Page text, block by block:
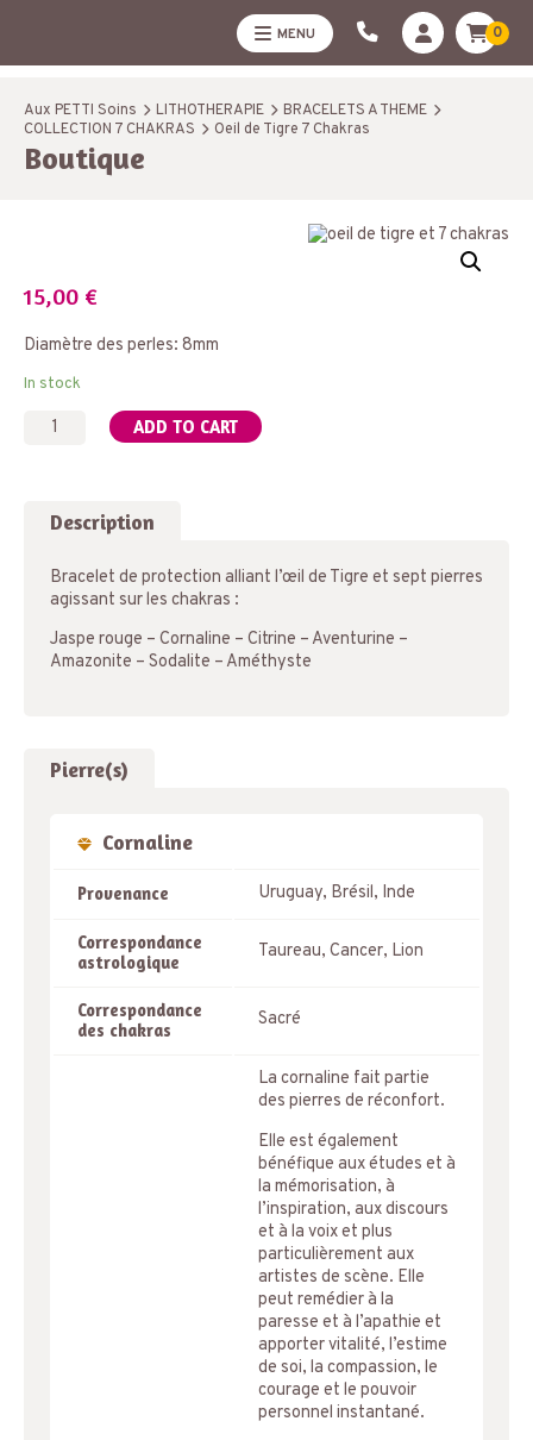
MENU 0
Aux PETTI Soins LITHOTHERAPIE
BRACELETS A THEME
COLLECTION 7 CHAKRAS
Oeil de Tigre 7 Chakras
Boutique
15,00 €
Diamètre des perles: 8mm
In stock
Chakras
quantity
ADD TO CART
Description
Bracelet de protection alliant l’œil de Tigre et sept pierres
agissant sur les chakras :
Jaspe rouge – Cornaline – Citrine – Aventurine –
Amazonite – Sodalite – Améthyste
Pierre(s)
Cornaline
Provenance Uruguay, Brésil, Inde
Correspondance
astrologique
Taureau, Cancer, Lion
Correspondance
des chakras
Sacré
La cornaline fait partie
des pierres de réconfort.
Elle est également
bénéfique aux études et à
la mémorisation, à
l’inspiration, aux discours
et à la voix et plus
particulièrement aux
artistes de scène. Elle
peut remédier à la
paresse et à l’apathie et
apporter vitalité, l’estime
de soi, la compassion, le
courage et le pouvoir
personnel instantané.